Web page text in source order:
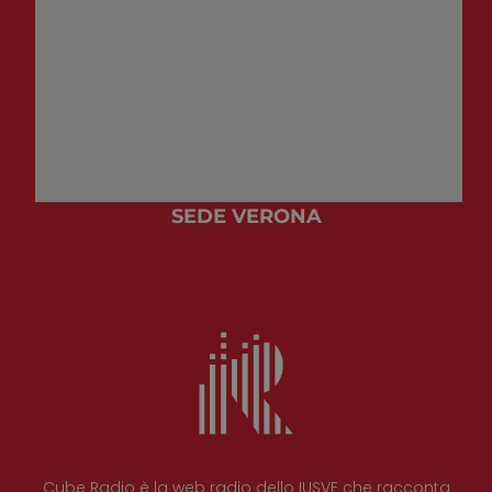
Cube Radio è la web radio dello IUSVE che racconta
SEDE VERONA